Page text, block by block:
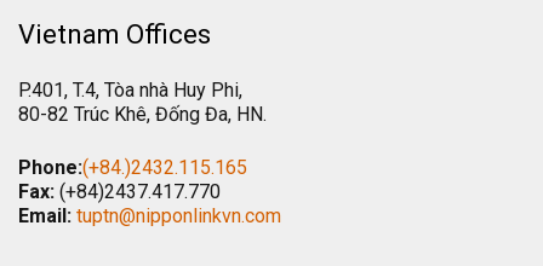
Vietnam Offices
P.401, T.4, Tòa nhà Huy Phi,
80-82 Trúc Khê, Đống Đa, HN.
Phone:(+84.)2432.115.165
Fax: (+84)2437.417.770
Email: tuptn@nipponlinkvn.com